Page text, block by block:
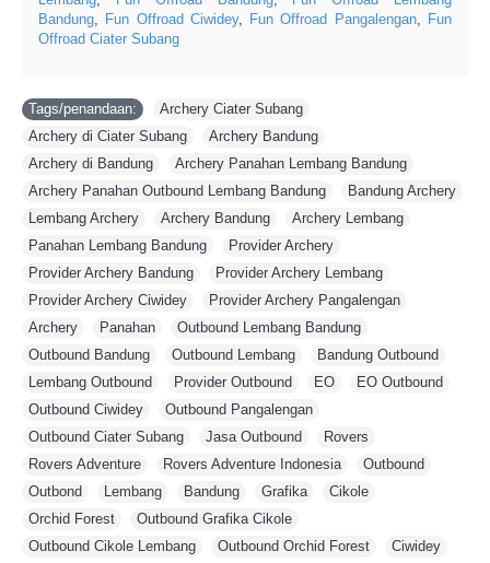
Bandung, Fun Offroad Ciwidey, Fun Offroad Pangalengan, Fun
Offroad Ciater Subang
Tags/penandaan: Archery Ciater Subang
Archery di Ciater Subang
Archery Bandung
Archery di Bandung
Archery Panahan Lembang Bandung
Archery Panahan Outbound Lembang Bandung
Bandung Archery
Lembang Archery
Archery Bandung Archery Lembang
Panahan Lembang Bandung
Provider Archery
Provider Archery Bandung
Provider Archery Lembang
Provider Archery Ciwidey
Provider Archery Pangalengan
Archery
Panahan Outbound Lembang Bandung
Outbound Bandung
Outbound Lembang Bandung Outbound
Lembang Outbound
Provider Outbound EO EO Outbound
Outbound Ciwidey
Outbound Pangalengan
Outbound Ciater Subang
Jasa Outbound Rovers
Rovers Adventure
Rovers Adventure Indonesia Outbound
Outbond
Lembang Bandung Grafika Cikole
Orchid Forest
Outbound Grafika Cikole
Outbound Cikole Lembang
Outbound Orchid Forest Ciwidey